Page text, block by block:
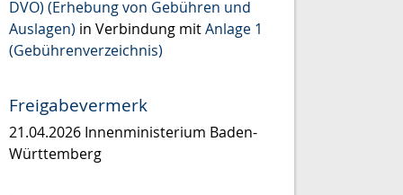
DVO) (Erhebung von Gebühren und
Auslagen) in Verbindung mitAnlage 1
(Gebührenverzeichnis)
Freigabevermerk
21.04.2026 Innenministerium Baden-
Württemberg